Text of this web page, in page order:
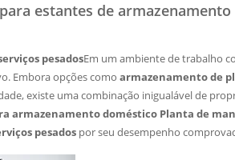
estantes de
pesadosEm um ambiente de trabalho
Embora opções como armazenamento de
existe uma combinação inigualável de
armazenamento doméstico Planta de
pesados por seu desempenho